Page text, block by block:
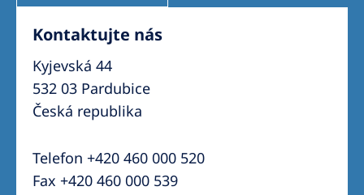
Asia Pacific
Asia Pacific
Philippines
Kontaktujte nás
Kyjevská 44
532 03 Pardubice
Česká republika
Telefon +420 460 000 520
Fax +420 460 000 539